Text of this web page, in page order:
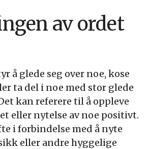
av ordet
å glede seg over noe, kose
ta del i noe med stor glede
kan referere til å oppleve
eller nytelse av noe positivt.
i forbindelse med å nyte
eller andre hyggelige